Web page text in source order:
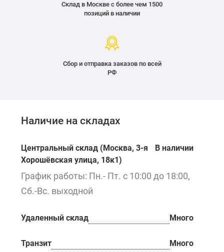
Склад в Москве с более чем 1500
позиций в наличии
Сбор и отправка заказов по всей
РФ
Наличие на складах
Центральный склад (Москва, 3-я
Хорошёвская улица, 18к1)
В наличии
График работы: Пн.- Пт. с 10:00 до 18:00,
Сб.-Вс. выходной
Удаленный склад Много
Транзит Много